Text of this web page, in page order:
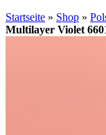
Startseite » Shop »
Multilayer Violet